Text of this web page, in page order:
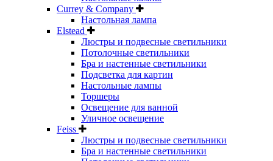
Currey & Company
Настольная лампа
Elstead
Люстры и подвесные светильники
Потолочные светильники
Бра и настенные светильники
Подсветка для картин
Настольные лампы
Торшеры
Освещение для ванной
Уличное освещение
Feiss
Люстры и подвесные светильники
Бра и настенные светильники